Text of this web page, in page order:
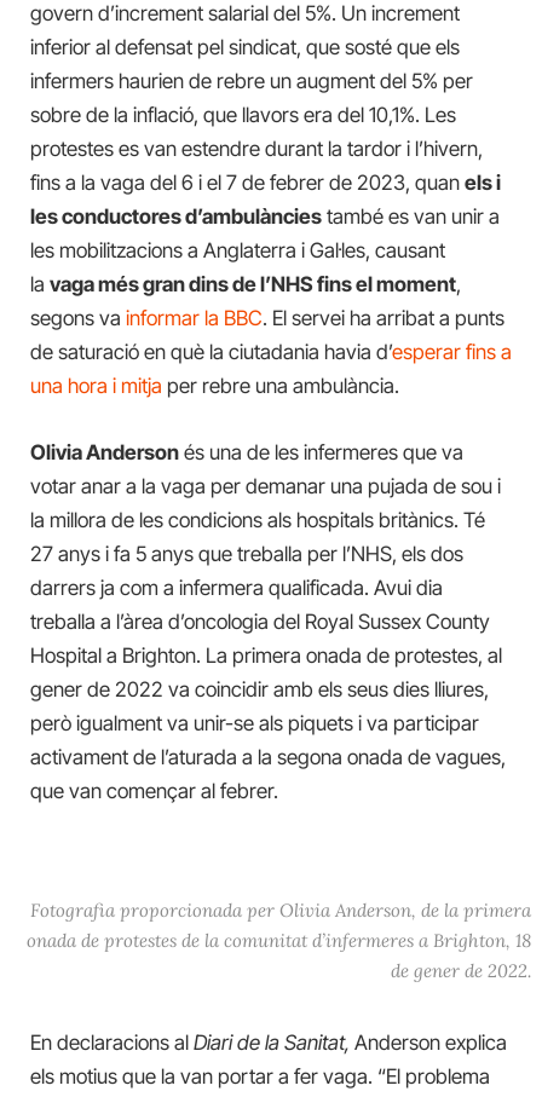
govern d’increment salarial del 5%. Un increment
inferior al defensat pel sindicat, que sosté que els
infermers haurien de rebre un augment del 5% per
sobre de la inflació, que llavors era del 10,1%. Les
protestes es van estendre durant la tardor i l’hivern,
fins a la vaga del 6 i el 7 de febrer de 2023, quan els i
les conductores d’ambulàncies també es van unir a
les mobilitzacions a Anglaterra i Gal·les, causant
la vaga més gran dins de l’NHS fins el moment,
segons va informar la BBC. El servei ha arribat a punts
de saturació en què la ciutadania havia d’esperar fins a
una hora i mitja per rebre una ambulància.
Olivia Anderson és una de les infermeres que va
votar anar a la vaga per demanar una pujada de sou i
la millora de les condicions als hospitals britànics. Té
27 anys i fa 5 anys que treballa per l’NHS, els dos
darrers ja com a infermera qualificada. Avui dia
treballa a l’àrea d’oncologia del Royal Sussex County
Hospital a Brighton. La primera onada de protestes, al
gener de 2022 va coincidir amb els seus dies lliures,
però igualment va unir-se als piquets i va participar
activament de l’aturada a la segona onada de vagues,
que van començar al febrer.
Fotografia proporcionada per Olivia Anderson, de la primera
onada de protestes de la comunitat d’infermeres a Brighton, 18
de gener de 2022.
En declaracions al Diari de la Sanitat, Anderson explica
els motius que la van portar a fer vaga. “El problema